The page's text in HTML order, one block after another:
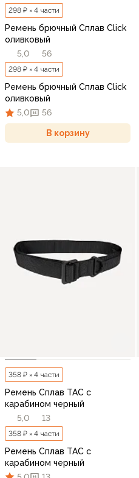
298 ₽ × 4 части
Ремень брючный Сплав Click
оливковый
5,0
56
298 ₽ × 4 части
Ремень брючный Сплав Click
оливковый
5,0
56
В корзину
358 ₽ × 4 части
Ремень Сплав TAC с
карабином черный
5,0
13
358 ₽ × 4 части
Ремень Сплав TAC с
карабином черный